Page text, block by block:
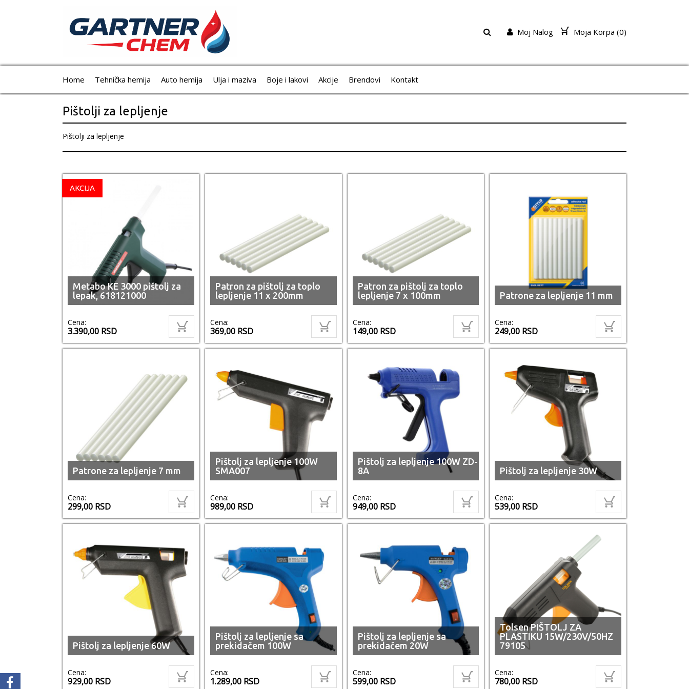
Moja Korpa (0)
Moj Nalog
Home Tehnička hemija Auto hemija Ulja i maziva Boje i lakovi Akcije Brendovi Kontakt
Pištolji za lepljenje
Pištolji za lepljenje
AKCIJA
Metabo KE 3000 pištolj za
lepak, 618121000
Cena:
3.390,00 RSD
Patron za pištolj za toplo
lepljenje 11 x 200mm
Cena:
369,00 RSD
Patron za pištolj za toplo
lepljenje 7 x 100mm
Cena:
149,00 RSD
Patrone za lepljenje 11 mm
Cena:
249,00 RSD
Patrone za lepljenje 7 mm
Cena:
299,00 RSD
Pištolj za lepljenje 100W
SMA007
Cena:
989,00 RSD
Pištolj za lepljenje 100W ZD-
8A
Cena:
949,00 RSD
Pištolj za lepljenje 30W
Cena:
539,00 RSD
Pištolj za lepljenje 60W
Cena:
929,00 RSD
Pištolj za lepljenje sa
prekidačem 100W
Cena:
1.289,00 RSD
Pištolj za lepljenje sa
prekidačem 20W
Cena:
599,00 RSD
Tolsen PIŠTOLJ ZA
PLASTIKU 15W/230V/50HZ
79105
Cena:
780,00 RSD